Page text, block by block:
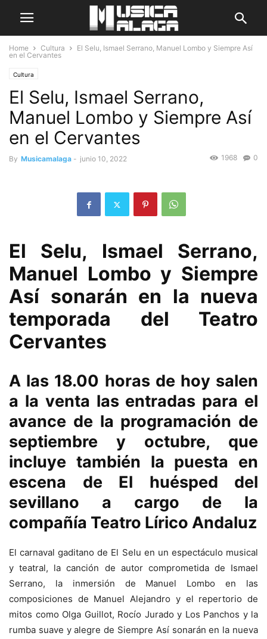
Home Cultura
El Selu, Ismael Serrano, Manuel Lombo y Siempre Así
en el Cervantes
Cultura
El Selu, Ismael Serrano,
Manuel Lombo y Siempre Así
en el Cervantes
By Musicamalaga - junio 10, 2022 0
1968
El Selu, Ismael Serrano,
Manuel Lombo y Siempre
Así sonarán en la nueva
temporada del Teatro
Cervantes
A las 18.00 horas de hoy salen
a la venta las entradas para el
avance de la programación de
septiembre y octubre, que
incluye también la puesta en
escena de El huésped del
sevillano a cargo de la
compañía Teatro Lírico Andaluz
El carnaval gaditano de El Selu en un espectáculo musical
y teatral, la canción de autor comprometida de Ismael
Serrano, la inmersión de Manuel Lombo en las
composiciones de Manuel Alejandro y el repertorio de
mitos como Olga Guillot, Rocío Jurado y Los Panchos y la
rumba suave y alegre de Siempre Así sonarán en la nueva